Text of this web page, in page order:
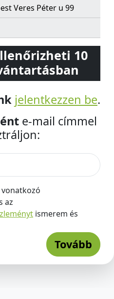
Veres Péter u 99
10
jelentkezzen be.
e-mail címmel
az
ismerem és
Tovább